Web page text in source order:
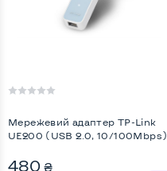
Мережевий адаптер TP-Link
UE200 (USB 2.0, 10/100Mbps)
480 ₴